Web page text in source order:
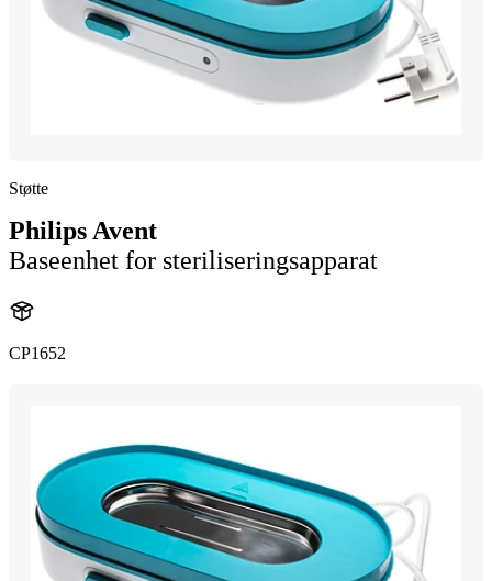
Støtte
Philips Avent
Baseenhet for steriliseringsapparat
CP1652